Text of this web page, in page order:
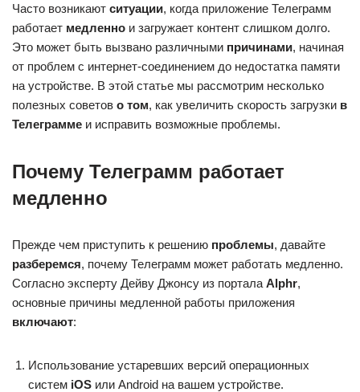
Часто возникают ситуации, когда приложение Телеграмм
работает медленно и загружает контент слишком долго.
Это может быть вызвано различными причинами, начиная
от проблем с интернет-соединением до недостатка памяти
на устройстве. В этой статье мы рассмотрим несколько
полезных советов о том, как увеличить скорость загрузки в
Телеграмме и исправить возможные проблемы.
Почему Телеграмм работает
медленно
Прежде чем приступить к решению проблемы, давайте
разберемся, почему Телеграмм может работать медленно.
Согласно эксперту Дейву Джонсу из портала Alphr,
основные причины медленной работы приложения
включают:
Использование устаревших версий операционных
систем iOS или Android на вашем устройстве.